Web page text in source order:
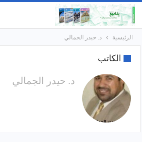
الرئيسية د. حيدر الجمالي
الكاتب
د. حيدر الجمالي